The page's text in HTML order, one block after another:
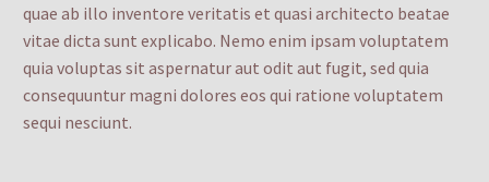
quae ab illo inventore veritatis et quasi architecto beatae
vitae dicta sunt explicabo. Nemo enim ipsam voluptatem
quia voluptas sit aspernatur aut odit aut fugit, sed quia
consequuntur magni dolores eos qui ratione voluptatem
sequi nesciunt.